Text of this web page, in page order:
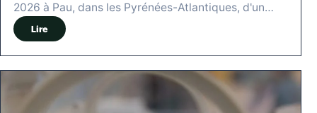
2026 à Pau, dans les Pyrénées-Atlantiques, d'un…
Lire